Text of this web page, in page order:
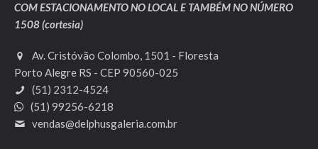
COM ESTACIONAMENTO NO LOCAL E TAMBÉM NO NÚMERO
1508 (cortesia)
Av. Cristóvão Colombo, 1501 - Floresta
Porto Alegre RS - CEP 90560-025
(51) 2312-4524
(51) 99256-6218
vendas@delphusgaleria.com.br